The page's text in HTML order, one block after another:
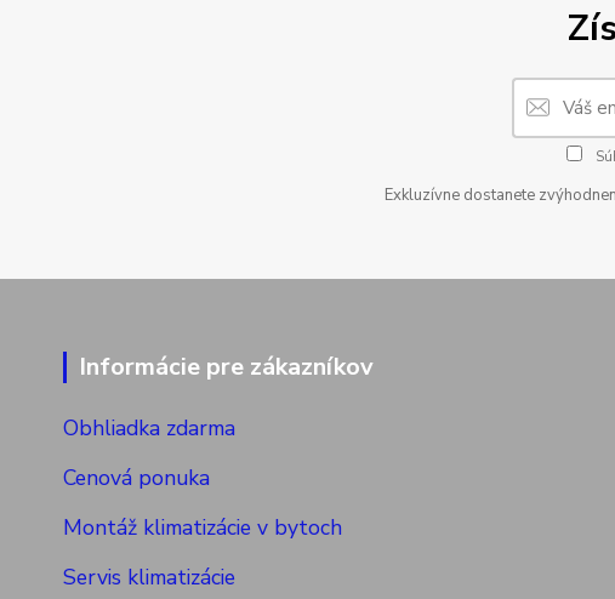
Exkluzívne dostanete
Informácie pre zákazníkov
Obhliadka zdarma
Cenová ponuka
Montáž klimatizácie v bytoch
Servis klimatizácie